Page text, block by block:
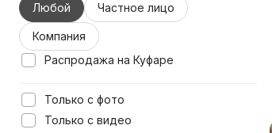
Любой
Частное лицо
Компания
Распродажа на Куфаре
Только с фото
Только с видео